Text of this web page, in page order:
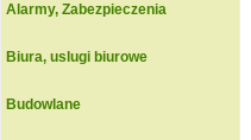
Alarmy, Zabezpieczenia
Biura, uslugi biurowe
Budowlane